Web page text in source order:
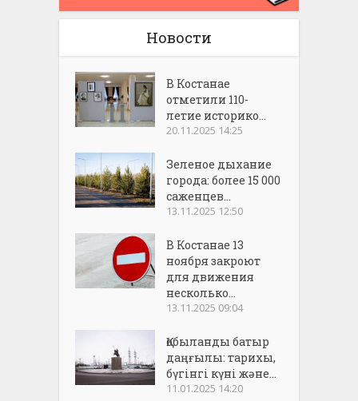
Новости
В Костанае
отметили 110-
летие историко...
20.11.2025 14:25
Зеленое дыхание
города: более 15 000
саженцев...
13.11.2025 12:50
В Костанае 13
ноября закроют
для движения
несколько...
13.11.2025 09:04
Қобыланды батыр
даңғылы: тарихы,
бүгінгі күні және...
11.01.2025 14:20